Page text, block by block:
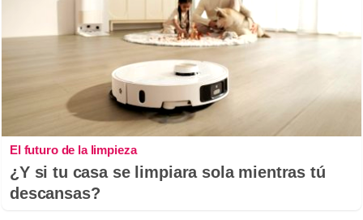
El futuro de la limpieza
¿Y si tu casa se limpiara sola mientras tú
descansas?